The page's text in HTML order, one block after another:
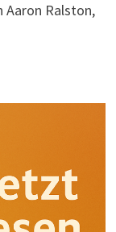
Aaron Ralston,